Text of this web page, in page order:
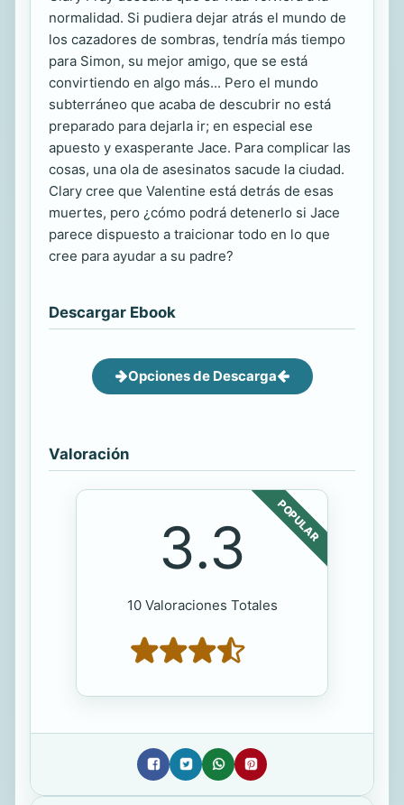
normalidad. Si pudiera dejar atrás el mundo de
los cazadores de sombras, tendría más tiempo
para Simon, su mejor amigo, que se está
convirtiendo en algo más... Pero el mundo
subterráneo que acaba de descubrir no está
preparado para dejarla ir; en especial ese
apuesto y exasperante Jace. Para complicar las
cosas, una ola de asesinatos sacude la ciudad.
Clary cree que Valentine está detrás de esas
muertes, pero ¿cómo podrá detenerlo si Jace
parece dispuesto a traicionar todo en lo que
cree para ayudar a su padre?
Descargar Ebook
Opciones de Descarga
Valoración
POPULAR
3.3
10 Valoraciones Totales